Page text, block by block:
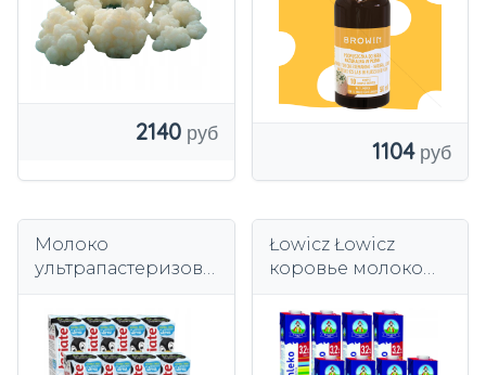
2140
1104
Молоко
ультрапастеризова
Лациате с
трубочкой для
школы, детского
Łowicz Łowicz
коровье молоко
ультрапастеризова
нное Премиум 1л
запас для